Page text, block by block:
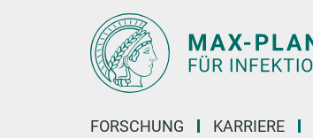
FORSCHUNG KARRIERE